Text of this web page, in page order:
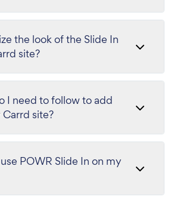
the look of the Slide In
site?
I need to follow to add
site?
POWR Slide In on my